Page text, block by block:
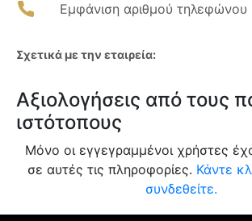
Εμφάνιση αριθμού τηλεφώνου
Σχετικά με την εταιρεία:
Αξιολογήσεις από τους
ιστότοπους
Μόνο οι εγγεγραμμένοι χρήστες
σε αυτές τις πληροφορίες. Κάντε
συνδεθείτε.